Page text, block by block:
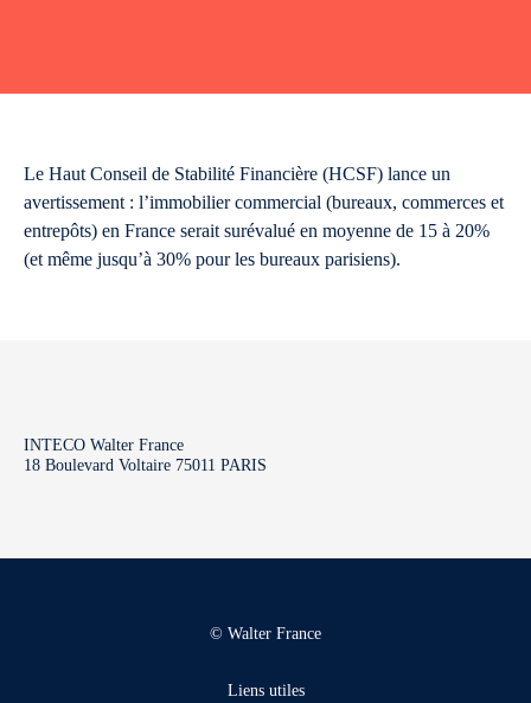
Le Haut Conseil de Stabilité Financière (HCSF) lance un
avertissement : l’immobilier commercial (bureaux, commerces et
entrepôts) en France serait surévalué en moyenne de 15 à 20%
(et même jusqu’à 30% pour les bureaux parisiens).
INTECO Walter France
18 Boulevard Voltaire 75011 PARIS
© Walter France
Liens utiles